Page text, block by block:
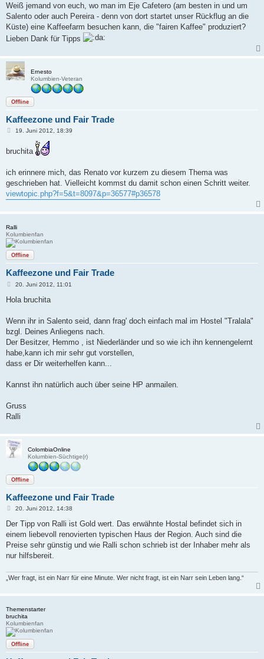
Weiß jemand von euch, wo man im Eje Cafetero (am besten in und um
Salento oder auch Pereira - denn von dort startet unser Rückflug an die
Küste) eine Kaffeefarm besuchen kann, die "fairen Kaffee" produziert?
Lieben Dank für Tipps
Ernesto
Kolumbien-Veteran
Offline
Kaffeezone und Fair Trade
B
t
g
19. Juni 2012, 18:39
bruchita
ich erinnere mich, das Renato vor kurzem zu diesem Thema was
geschrieben hat. Vielleicht kommst du damit schon einen Schritt weiter.
viewtopic.php?f=5&t=8097&p=36577#p36578
Ralli
Kolumbienfan
Offline
Kaffeezone und Fair Trade
B
i
a
20. Juni 2012, 11:01
Hola bruchita
Wenn ihr in Salento seid, dann frag' doch einfach mal im Hostel "Tralala"
bzgl. Deines Anliegens nach.
Der Besitzer, Hemmo , ist Niederländer und so wie ich ihn kennengelernt
habe,kann ich mir sehr gut vorstellen,
dass er Dir weiterhelfen kann...
Kannst ihn natürlich auch über seine HP anmailen.
Gruss
Ralli
ColombiaOnline
Kolumbien-Süchtige(r)
Offline
Kaffeezone und Fair Trade
B
i
r
a
20. Juni 2012, 14:38
Der Tipp von Ralli ist Gold wert. Das erwähnte Hostal befindet sich in
einem liebevoll renovierten typischen Haus der Region. Auch sind die
Preise sehr günstig und wie Ralli schon schrieb ist der Inhaber mehr als
nur hilfsbereit.
„Wer fragt, ist ein Narr für eine Minute. Wer nicht fragt, ist ein Narr sein Leben lang.“
Themenstarter
bruchita
Kolumbienfan
Offline